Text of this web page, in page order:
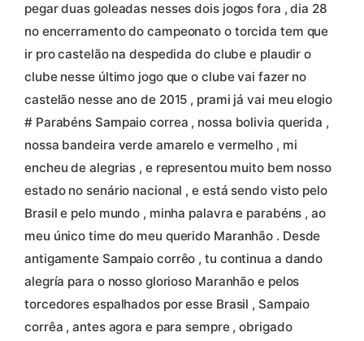
pegar duas goleadas nesses dois jogos fora , dia 28
no encerramento do campeonato o torcida tem que
ir pro castelão na despedida do clube e plaudir o
clube nesse último jogo que o clube vai fazer no
castelão nesse ano de 2015 , prami já vai meu elogio
# Parabéns Sampaio correa , nossa bolivia querida ,
nossa bandeira verde amarelo e vermelho , mi
encheu de alegrias , e representou muito bem nosso
estado no senário nacional , e está sendo visto pelo
Brasil e pelo mundo , minha palavra e parabéns , ao
meu único time do meu querido Maranhão . Desde
antigamente Sampaio corrêo , tu continua a dando
alegría para o nosso glorioso Maranhão e pelos
torcedores espalhados por esse Brasil , Sampaio
corrêa , antes agora e para sempre , obrigado